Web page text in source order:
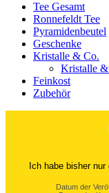
Tee Gesamt
Ronnefeldt Tee
Pyramidenbeutel
Geschenke
Kristalle & Co.
Kristalle
Feinkost
Zubehör
Ich habe bisher
Datum der